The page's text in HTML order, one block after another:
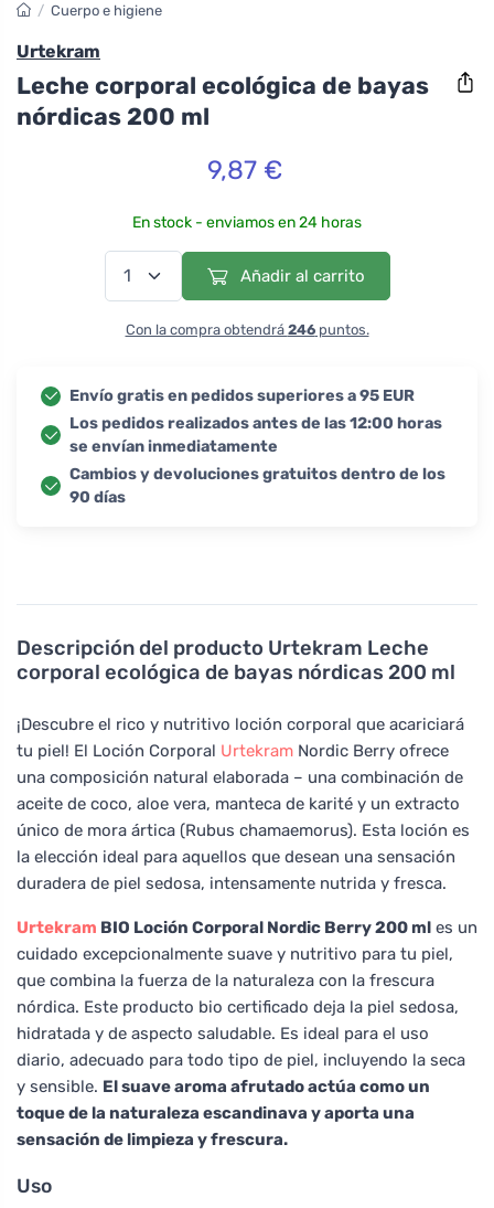
Descripción del producto Urtekram Leche
corporal ecológica de bayas nórdicas 200 ml
¡Descubre el rico y nutritivo loción corporal que acariciará
tu piel! El Loción Corporal Urtekram Nordic Berry ofrece
una composición natural elaborada – una combinación de
aceite de coco, aloe vera, manteca de karité y un extracto
único de mora ártica (Rubus chamaemorus). Esta loción es
la elección ideal para aquellos que desean una sensación
duradera de piel sedosa, intensamente nutrida y fresca.
Urtekram BIO Loción Corporal Nordic Berry 200 ml es un
cuidado excepcionalmente suave y nutritivo para tu piel,
que combina la fuerza de la naturaleza con la frescura
nórdica. Este producto bio certificado deja la piel sedosa,
hidratada y de aspecto saludable. Es ideal para el uso
diario, adecuado para todo tipo de piel, incluyendo la seca
y sensible. El suave aroma afrutado actúa como un
toque de la naturaleza escandinava y aporta una
sensación de limpieza y frescura.
Uso
/ Cuerpo e higiene
Urtekram
Leche corporal ecológica de bayas
nórdicas 200 ml
9,87 €
En stock - enviamos en 24 horas
Añadir al carrito
Con la compra obtendrá 246puntos.
Envío gratis en pedidos superiores a 95 EUR
Los pedidos realizados antes de las 12:00 horas
se envían inmediatamente
Cambios y devoluciones gratuitos dentro de los
90 días